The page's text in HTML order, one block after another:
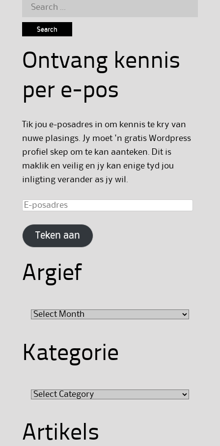
Search
Ontvang kennis
per e-pos
Tik jou e-posadres in om kennis te kry van
nuwe plasings. Jy moet 'n gratis Wordpress
profiel skep om te kan aanteken. Dit is
maklik en veilig en jy kan enige tyd jou
inligting verander as jy wil.
E-
Teken aan
Argief
Kategorie
Artikels